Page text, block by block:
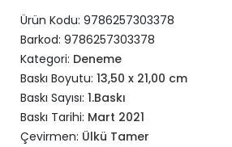
Ürün Kodu: 9786257303378
Barkod: 9786257303378
Kategori: Deneme
Baskı Boyutu: 13,50 x 21,00 cm
Baskı Sayısı: 1.Baskı
Baskı Tarihi: Mart 2021
Çevirmen: Ülkü Tamer